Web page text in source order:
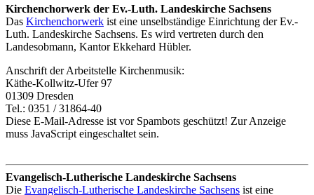
Kirchenchorwerk der Ev.-Luth. Landeskirche Sachsens
Das Kirchenchorwerk ist eine unselbständige Einrichtung der Ev.-
Luth. Landeskirche Sachsens. Es wird vertreten durch den
Landesobmann, Kantor Ekkehard Hübler.
Anschrift der Arbeitstelle Kirchenmusik:
Käthe-Kollwitz-Ufer 97
01309 Dresden
Tel.: 0351 / 31864-40
Diese E-Mail-Adresse ist vor Spambots geschützt! Zur Anzeige
muss JavaScript eingeschaltet sein.
Evangelisch-Lutherische Landeskirche Sachsens
Die Evangelisch-Lutherische Landeskirche Sachsens ist eine